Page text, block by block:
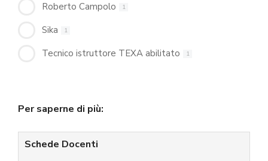
Roberto Campolo 1
Sika 1
Tecnico istruttore TEXA abilitato 1
Per saperne di più:
Schede Docenti